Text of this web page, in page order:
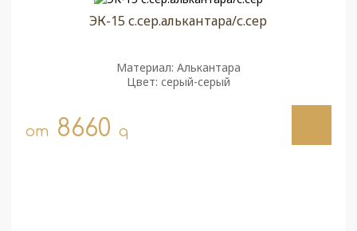
ЭК-15 с.сер.алькантара/с.сер
Материал: Алькантара
Цвет: серый-серый
от 8660 q